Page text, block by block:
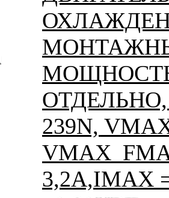
ОТДЕЛЬНО,
239N,
3,2A,IMAX